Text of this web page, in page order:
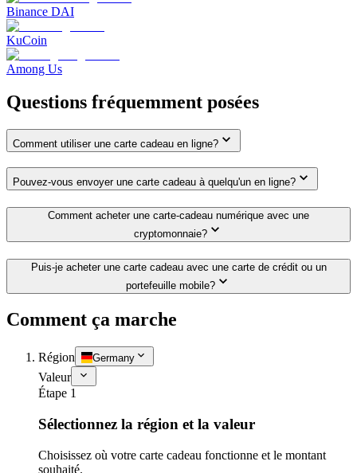
Binance DAI
KuCoin
Among Us
Questions fréquemment posées
Comment utiliser une carte cadeau en ligne?
Pouvez-vous envoyer une carte cadeau à quelqu'un en ligne?
Comment acheter une carte-cadeau numérique avec une
cryptomonnaie?
Puis-je acheter une carte cadeau avec une carte de crédit ou un
portefeuille mobile?
Comment ça marche
Région Germany
Valeur
Étape 1
Sélectionnez la région et la valeur
Choisissez où votre carte cadeau fonctionne et le montant
souhaité.